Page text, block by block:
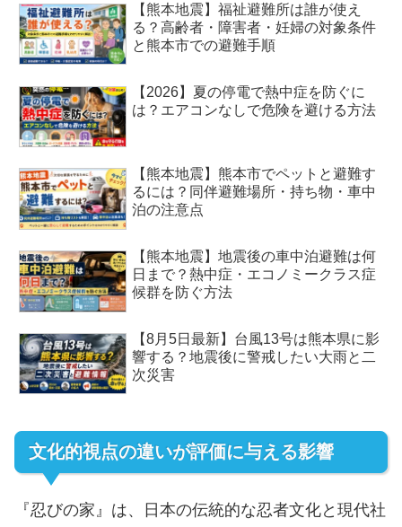
【熊本地震】福祉避難所は誰が使え
る？高齢者・障害者・妊婦の対象条件
と熊本市での避難手順
【2026】夏の停電で熱中症を防ぐに
は？エアコンなしで危険を避ける方法
【熊本地震】熊本市でペットと避難す
るには？同伴避難場所・持ち物・車中
泊の注意点
【熊本地震】地震後の車中泊避難は何
日まで？熱中症・エコノミークラス症
候群を防ぐ方法
【8月5日最新】台風13号は熊本県に影
響する？地震後に警戒したい大雨と二
次災害
文化的視点の違いが評価に与える影響
『忍びの家』は、日本の伝統的な忍者文化と現代社